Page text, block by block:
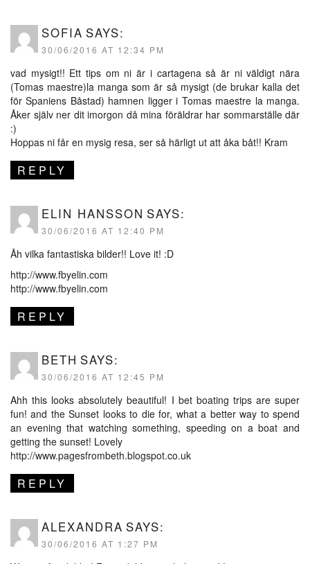
SOFIA SAYS:
30/06/2016 AT 12:34 PM
vad mysigt!! Ett tips om ni är i cartagena så är ni väldigt nära
(Tomas maestre)la manga som är så mysigt (de brukar kalla det
för Spaniens Båstad) hamnen ligger i Tomas maestre la manga.
Åker själv ner dit imorgon då mina föräldrar har sommarställe där
:)
Hoppas ni får en mysig resa, ser så härligt ut att åka båt!! Kram
REPLY
ELIN HANSSON SAYS:
30/06/2016 AT 12:40 PM
Åh vilka fantastiska bilder!! Love it! :D
http://www.fbyelin.com
http://www.fbyelin.com
REPLY
BETH SAYS:
30/06/2016 AT 12:45 PM
Ahh this looks absolutely beautiful! I bet boating trips are super
fun! and the Sunset looks to die for, what a better way to spend
an evening that watching something, speeding on a boat and
getting the sunset! Lovely
http://www.pagesfrombeth.blogspot.co.uk
REPLY
ALEXANDRA SAYS:
30/06/2016 AT 1:27 PM